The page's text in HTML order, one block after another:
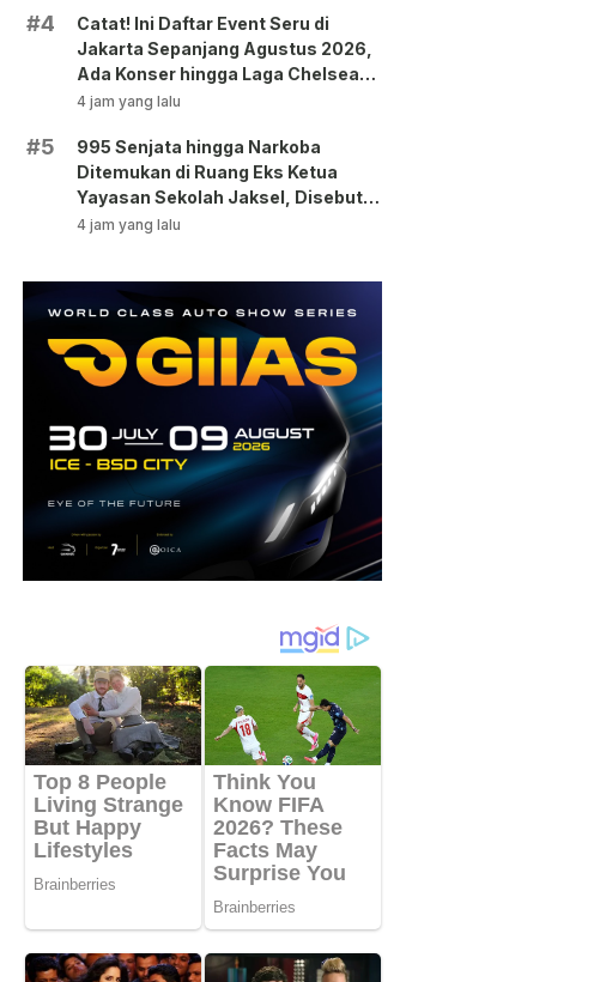
#4
Catat! Ini Daftar Event Seru di
Jakarta Sepanjang Agustus 2026,
Ada Konser hingga Laga Chelsea
vs AC Milan
4 jam yang lalu
#5
995 Senjata hingga Narkoba
Ditemukan di Ruang Eks Ketua
Yayasan Sekolah Jaksel, Disebut
untuk Ekskul Menembak!
4 jam yang lalu